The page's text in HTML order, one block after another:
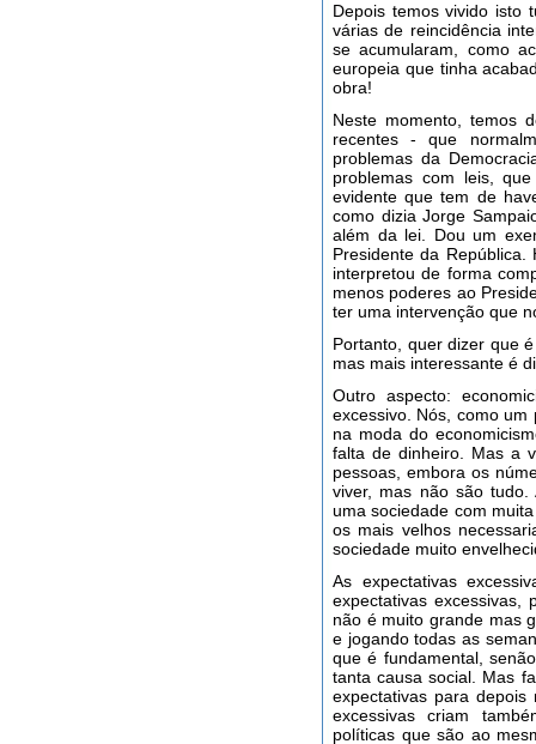
Depois temos vivido isto
várias de reincidência
se acumularam, como
europeia que tinha
obra!
Neste momento, temos
recentes - que
problemas da
problemas com leis,
evidente que tem de
como dizia Jorge
além da lei. Dou um
Presidente da
interpretou de forma
menos poderes ao
ter uma intervenção que
Portanto, quer dizer que
mas mais interessante é
Outro aspecto:
excessivo. Nós, como
na moda do
falta de dinheiro. Mas a
pessoas, embora os
viver, mas não são tudo.
uma sociedade com
os mais velhos
sociedade muito
As expectativas
expectativas excessivas,
não é muito grande mas
e jogando todas as
que é fundamental,
tanta causa social. Mas
expectativas para depois
excessivas criam
políticas que são ao